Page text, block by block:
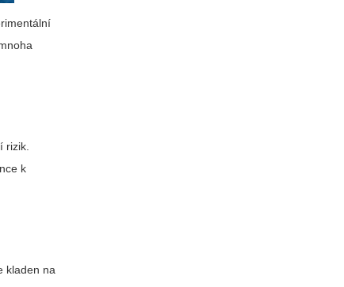
rizik.
k
kladen na